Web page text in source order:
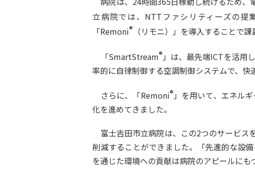
立病院では、NTTファシリティーズの提
「Remoni® （リモニ）」を導入することで課
「SmartStream® 」は、最先端ICTを活用
率的に自律制御する空調制御システムで、快
さらに、「Remoni® 」を用いて、エネル
化を進めてきました。
富士吉田市立病院は、この2つのサービス
削減することができました。「先進的な設
を通じた環境への貢献は病院のアピールにも